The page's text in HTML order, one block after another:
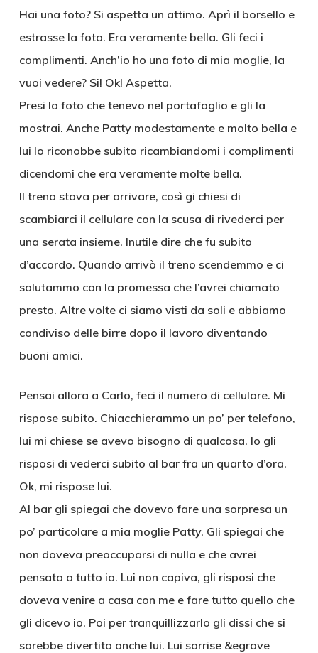
Hai una foto? Si aspetta un attimo. Aprì il borsello e
estrasse la foto. Era veramente bella. Gli feci i
complimenti. Anch’io ho una foto di mia moglie, la
vuoi vedere? Si! Ok! Aspetta.
Presi la foto che tenevo nel portafoglio e gli la
mostrai. Anche Patty modestamente e molto bella e
lui lo riconobbe subito ricambiandomi i complimenti
dicendomi che era veramente molte bella.
Il treno stava per arrivare, così gi chiesi di
scambiarci il cellulare con la scusa di rivederci per
una serata insieme. Inutile dire che fu subito
d’accordo. Quando arrivò il treno scendemmo e ci
salutammo con la promessa che l’avrei chiamato
presto. Altre volte ci siamo visti da soli e abbiamo
condiviso delle birre dopo il lavoro diventando
buoni amici.
Pensai allora a Carlo, feci il numero di cellulare. Mi
rispose subito. Chiacchierammo un po’ per telefono,
lui mi chiese se avevo bisogno di qualcosa. Io gli
risposi di vederci subito al bar fra un quarto d’ora.
Ok, mi rispose lui.
Al bar gli spiegai che dovevo fare una sorpresa un
po’ particolare a mia moglie Patty. Gli spiegai che
non doveva preoccuparsi di nulla e che avrei
pensato a tutto io. Lui non capiva, gli risposi che
doveva venire a casa con me e fare tutto quello che
gli dicevo io. Poi per tranquillizzarlo gli dissi che si
sarebbe divertito anche lui. Lui sorrise &egrave